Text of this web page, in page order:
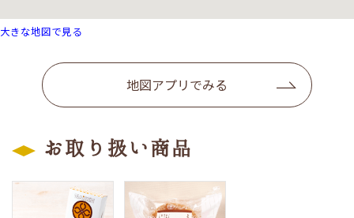
大きな地図で見る
地図アプリでみる
お取り扱い商品